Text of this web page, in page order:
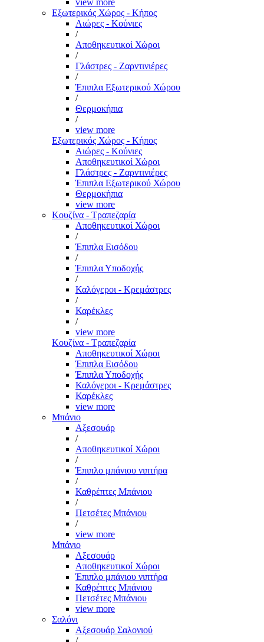
view more
Εξωτερικός Χώρος - Κήπος
Αιώρες - Κούνιες
/
Αποθηκευτικοί Χώροι
/
Γλάστρες - Ζαρντινιέρες
/
Έπιπλα Εξωτερικού Χώρου
/
Θερμοκήπια
/
view more
Εξωτερικός Χώρος - Κήπος
Αιώρες - Κούνιες
Αποθηκευτικοί Χώροι
Γλάστρες - Ζαρντινιέρες
Έπιπλα Εξωτερικού Χώρου
Θερμοκήπια
view more
Κουζίνα - Τραπεζαρία
Αποθηκευτικοί Χώροι
/
Έπιπλα Εισόδου
/
Έπιπλα Υποδοχής
/
Καλόγεροι - Κρεμάστρες
/
Καρέκλες
/
view more
Κουζίνα - Τραπεζαρία
Αποθηκευτικοί Χώροι
Έπιπλα Εισόδου
Έπιπλα Υποδοχής
Καλόγεροι - Κρεμάστρες
Καρέκλες
view more
Μπάνιο
Αξεσουάρ
/
Αποθηκευτικοί Χώροι
/
Έπιπλο μπάνιου νιπτήρα
/
Καθρέπτες Μπάνιου
/
Πετσέτες Μπάνιου
/
view more
Μπάνιο
Αξεσουάρ
Αποθηκευτικοί Χώροι
Έπιπλο μπάνιου νιπτήρα
Καθρέπτες Μπάνιου
Πετσέτες Μπάνιου
view more
Σαλόνι
Αξεσουάρ Σαλονιού